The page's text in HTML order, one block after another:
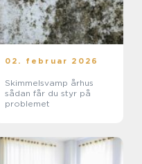
02. februar 2026
Skimmelsvamp århus
sådan får du styr på
problemet